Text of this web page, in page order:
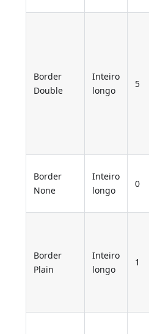
Border
Double
Inteiro
longo
5
Border
None
Inteiro
longo
0
Border
Plain
Inteiro
longo
1